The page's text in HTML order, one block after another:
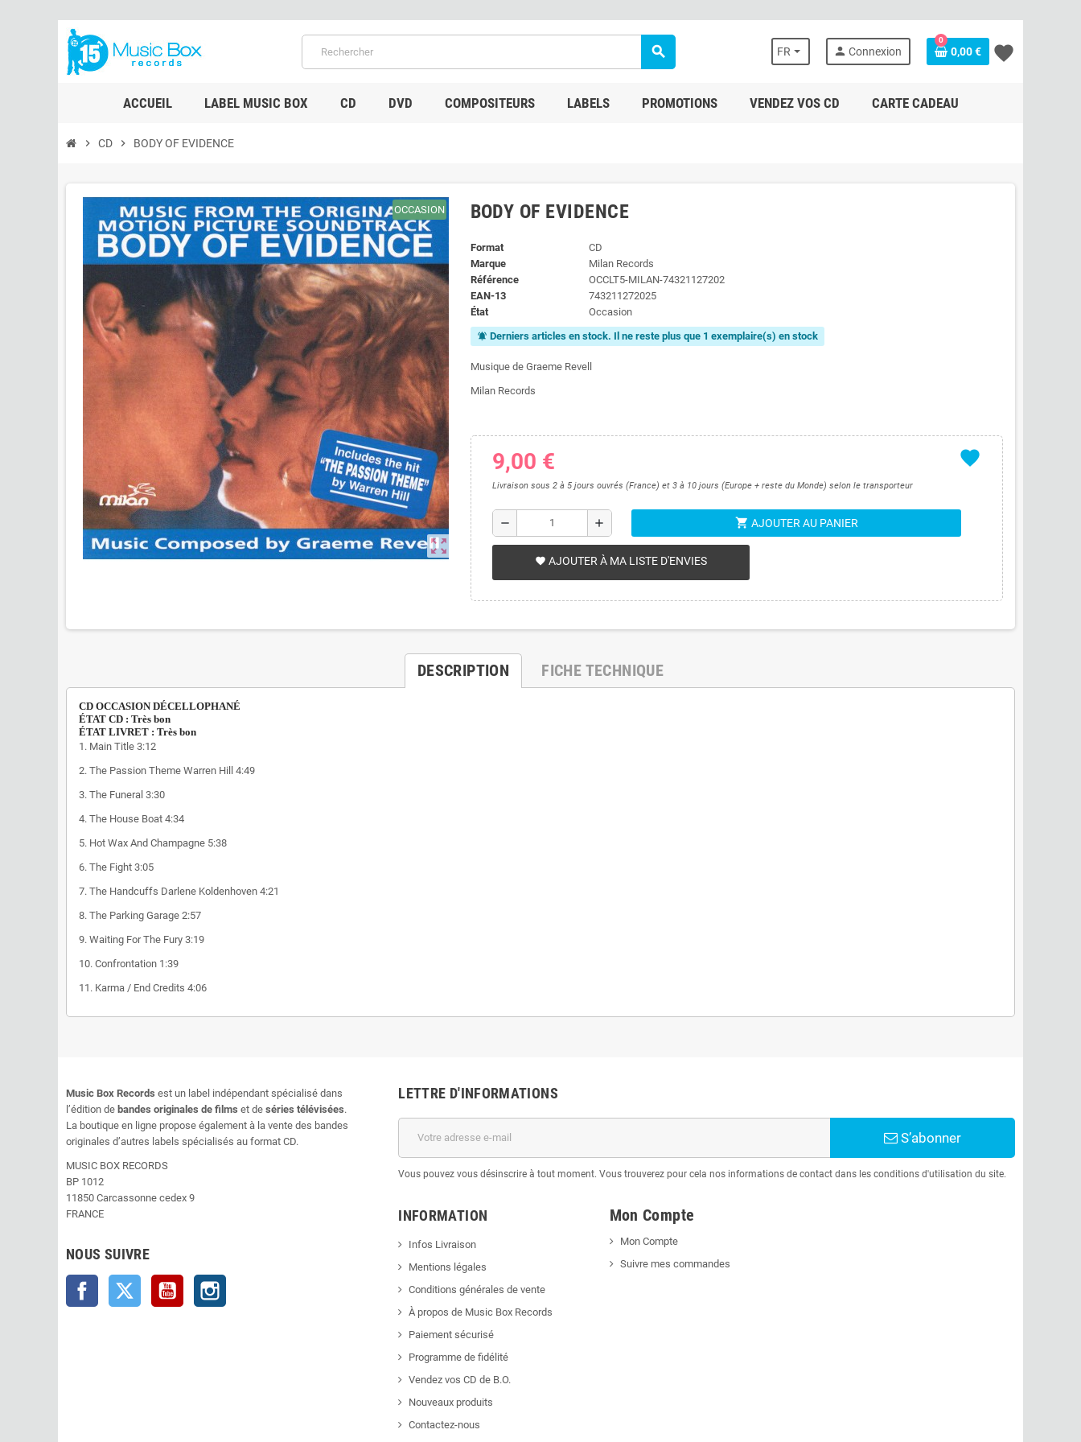
search FR person Connexion
0
0,00 € favorite
ACCUEIL LABEL MUSIC BOX CD DVD COMPOSITEURS LABELS PROMOTIONS VENDEZ VOS CD CARTE CADEAU
chevron_right CD chevron_right BODY OF EVIDENCE
zoom_out_map
OCCASION BODY OF EVIDENCE
Format
CD
Marque
Milan Records
Référence
OCCLT5-MILAN-74321127202
EAN-13
743211272025
État
Occasion
notifications_active Derniers articles en stock. Il ne reste plus que 1 exemplaire(s) en stock
Musique de Graeme Revell
Milan Records
favorite
9,00 €
Livraison sous 2 à 5 jours ouvrés (France) et 3 à 10 jours (Europe + reste du Monde) selon le transporteur
remove add shopping_cart AJOUTER AU PANIER
favorite AJOUTER À MA LISTE D'ENVIES
DESCRIPTION FICHE TECHNIQUE
CD OCCASION DÉCELLOPHANÉ
ÉTAT CD : Très bon
ÉTAT LIVRET : Très bon
1. Main Title 3:12
2. The Passion Theme Warren Hill 4:49
3. The Funeral 3:30
4. The House Boat 4:34
5. Hot Wax And Champagne 5:38
6. The Fight 3:05
7. The Handcuffs Darlene Koldenhoven 4:21
8. The Parking Garage 2:57
9. Waiting For The Fury 3:19
10. Confrontation 1:39
11. Karma / End Credits 4:06
Music Box Records est un label indépendant spécialisé dans
l’édition de bandes originales de films et de séries télévisées.
La boutique en ligne propose également à la vente des bandes
originales d’autres labels spécialisés au format CD.
MUSIC BOX RECORDS
BP 1012
11850 Carcassonne cedex 9
FRANCE
NOUS SUIVRE
Facebook Twitter YouTube
LETTRE D'INFORMATIONS
S’abonner
Vous pouvez vous désinscrire à tout moment. Vous trouverez pour cela nos informations de contact dans les conditions d'utilisation du site.
INFORMATION
Infos Livraison
Mentions légales
Conditions générales de vente
À propos de Music Box Records
Paiement sécurisé
Programme de fidélité
Vendez vos CD de B.O.
Nouveaux produits
Contactez-nous
Mon Compte
Mon Compte
Suivre mes commandes